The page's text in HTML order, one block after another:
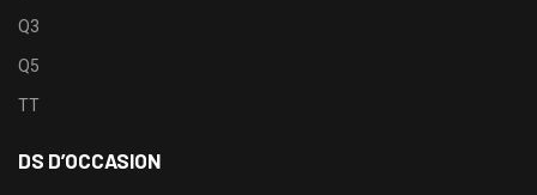
Q3
Q5
TT
DS D’OCCASION